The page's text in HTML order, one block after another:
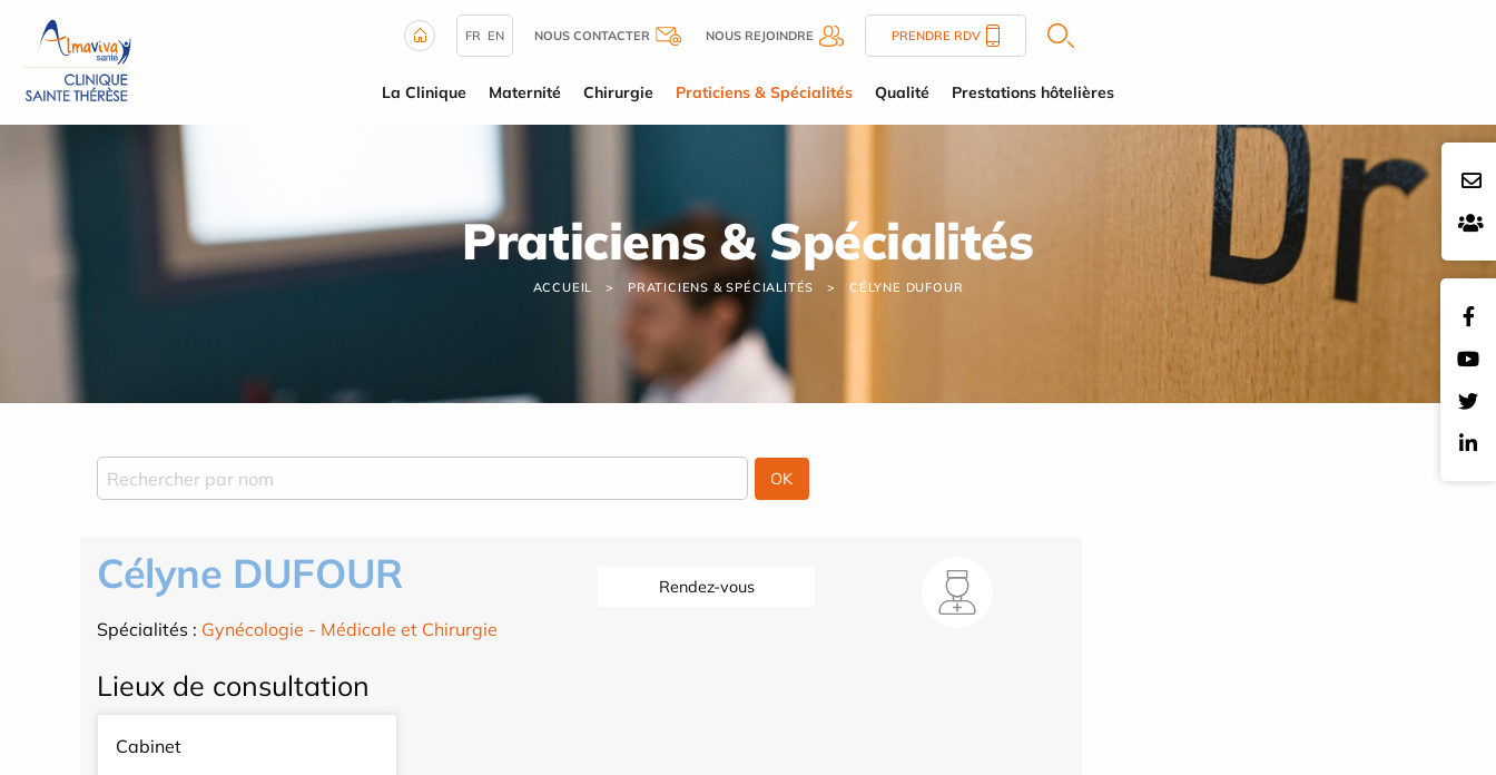
FR EN NOUS CONTACTER NOUS REJOINDRE PRENDRE RDV
La Clinique Maternité Chirurgie Praticiens & Spécialités Qualité Prestations hôtelières
Praticiens & Spécialités
ACCUEIL PRATICIENS & SPÉCIALITÉS CÉLYNE DUFOUR
Célyne DUFOUR
Spécialités : Gynécologie - Médicale et Chirurgie
Rendez-vous
Lieux de consultation
Cabinet
Panneau de gestion des cookies